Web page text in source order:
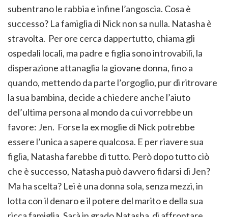
subentrano le rabbia e infine l’angoscia. Cosa è
successo? La famiglia di Nick non sa nulla. Natasha è
stravolta. Per ore cerca dappertutto, chiama gli
ospedali locali, ma padre e figlia sono introvabili, la
disperazione attanaglia la giovane donna, fino a
quando, mettendo da parte l’orgoglio, pur di ritrovare
la sua bambina, decide a chiedere anche l’aiuto
del’ultima persona al mondo da cui vorrebbe un
favore: Jen. Forse la ex moglie di Nick potrebbe
essere l’unica a sapere qualcosa. E per riavere sua
figlia, Natasha farebbe di tutto. Però dopo tutto ciò
che è successo, Natasha può davvero fidarsi di Jen?
Ma ha scelta? Lei è una donna sola, senza mezzi, in
lotta con il denaro e il potere del marito e della sua